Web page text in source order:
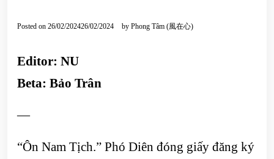
Posted on 26/02/202426/02/2024 by Phong Tâm (風在心)
Editor: NU
Beta: Bảo Trân
—
“Ôn Nam Tịch.” Phó Diên đóng giấy đăng ký